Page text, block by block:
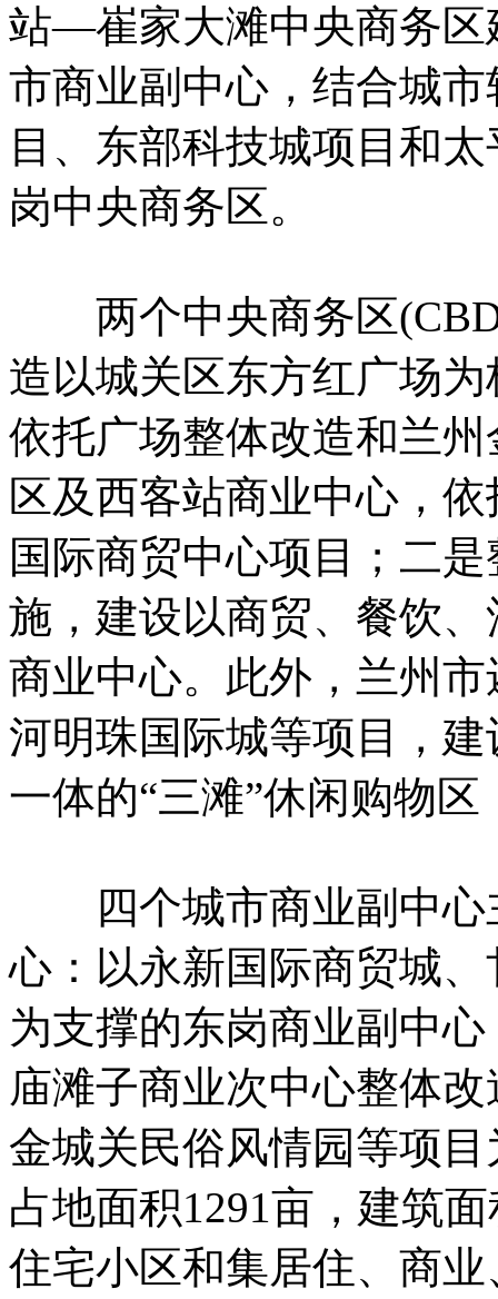
站—崔家大滩中央商务区
市商业副中心，结合城
目、东部科技城项目和
岗中央商务区。
两个中央商务区
造以城关区东方红广场
依托广场整体改造和兰
区及西客站商业中心，
国际商贸中心项目；二
施，建设以商贸、餐饮
商业中心。此外，兰州
河明珠国际城等项目，
一体的“三滩”休闲购物
四个城市商业副中心
心：以永新国际商贸城
为支撑的东岗商业副中
庙滩子商业次中心整体
金城关民俗风情园等项
占地面积1291亩，建筑
住宅小区和集居住、商